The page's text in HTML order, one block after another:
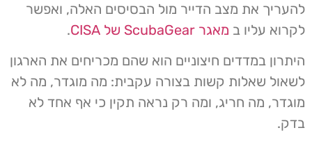
להעריך את מצב הדייר מול הבסיסים האלה, ואפשר
לקרוא עליו ב מאגר ScubaGear של CISA
.
היתרון במדדים חיצוניים הוא שהם מכריחים את הארגון
לשאול שאלות קשות בצורה עקבית: מה מוגדר, מה לא
מוגדר, מה חריג, ומה רק נראה תקין כי אף אחד לא
בדק.